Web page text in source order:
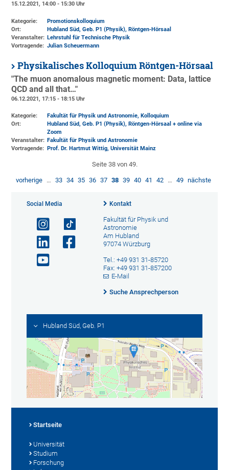
15.12.2021, 14:00 - 15:30 Uhr
Kategorie:
Promotionskolloquium
Ort:
Hubland Süd, Geb. P1 (Physik), Röntgen-Hörsaal
Veranstalter: Lehrstuhl für Technische Physik
Vortragende: Julian Scheuermann
Physikalisches Kolloquium Röntgen-Hörsaal
"The muon anomalous magnetic moment: Data, lattice
QCD and all that…"
06.12.2021, 17:15 - 18:15 Uhr
Kategorie:
Fakultät für Physik und Astronomie, Kolloquium
Ort:
Hubland Süd, Geb. P1 (Physik), Röntgen-Hörsaal + online via
Zoom
Veranstalter: Fakultät für Physik und Astronomie
Vortragende:
Prof. Dr. Hartmut Wittig, Universität Mainz
Seite 38 von 49.
vorherige … 33 34 35 36 37 38 39 40 41 42 … 49 nächste
Social Media Kontakt
Fakultät für Physik und
Astronomie
Am Hubland
97074 Würzburg
Tel.: +49 931 31-85720
Fax: +49 931 31-857200
E-Mail
Suche Ansprechperson
Hubland Süd, Geb. P1
Startseite
Universität
Studium
Forschung